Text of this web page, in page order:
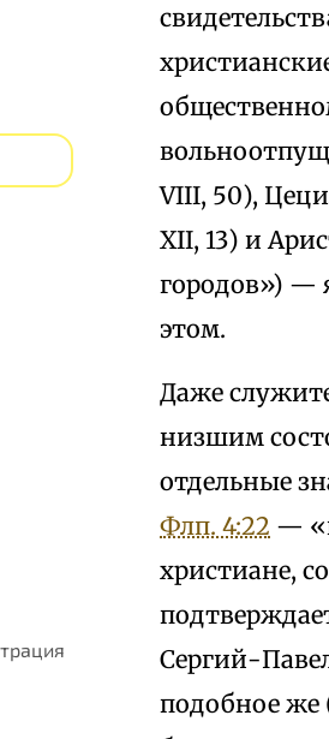
VIII, 50),
XII, 13) и
городов») —
этом.
Даже
низшим
отдельные
Флп. 4:22 —
христиане,
Сергий-
подобное же